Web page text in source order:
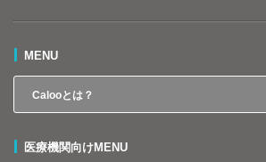
MENU
Calooとは？
医療機関向けMENU